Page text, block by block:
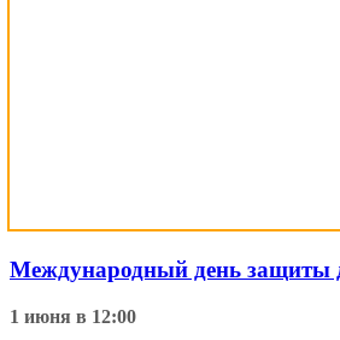
Международный день защиты
1 июня в 12:00